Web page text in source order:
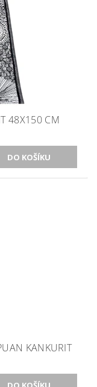
48X150 CM
KANKURIT